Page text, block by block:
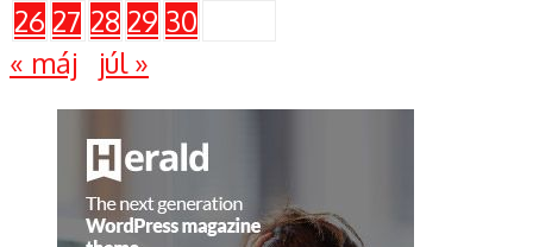
26 27 28 29 30
« máj
júl »